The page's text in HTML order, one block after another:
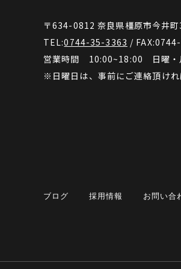
〒634-0812 奈良県橿原市今井
TEL:0744-35-3363 /
営業時間 10:00~18:00 日曜・
※日曜日は、事前にご連絡頂け
ブログ 採用情報 お問い合